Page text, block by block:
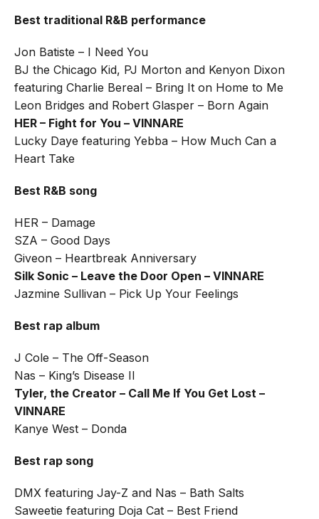
Best traditional R&B performance
Jon Batiste – I Need You
BJ the Chicago Kid, PJ Morton and Kenyon Dixon
featuring Charlie Bereal – Bring It on Home to Me
Leon Bridges and Robert Glasper – Born Again
HER – Fight for You – VINNARE
Lucky Daye featuring Yebba – How Much Can a
Heart Take
Best R&B song
HER – Damage
SZA – Good Days
Giveon – Heartbreak Anniversary
Silk Sonic – Leave the Door Open – VINNARE
Jazmine Sullivan – Pick Up Your Feelings
Best rap album
J Cole – The Off-Season
Nas – King’s Disease II
Tyler, the Creator – Call Me If You Get Lost –
VINNARE
Kanye West – Donda
Best rap song
DMX featuring Jay-Z and Nas – Bath Salts
Saweetie featuring Doja Cat – Best Friend